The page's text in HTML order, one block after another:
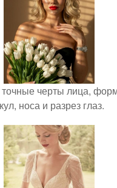
черты лица,
носа и разрез глаз.